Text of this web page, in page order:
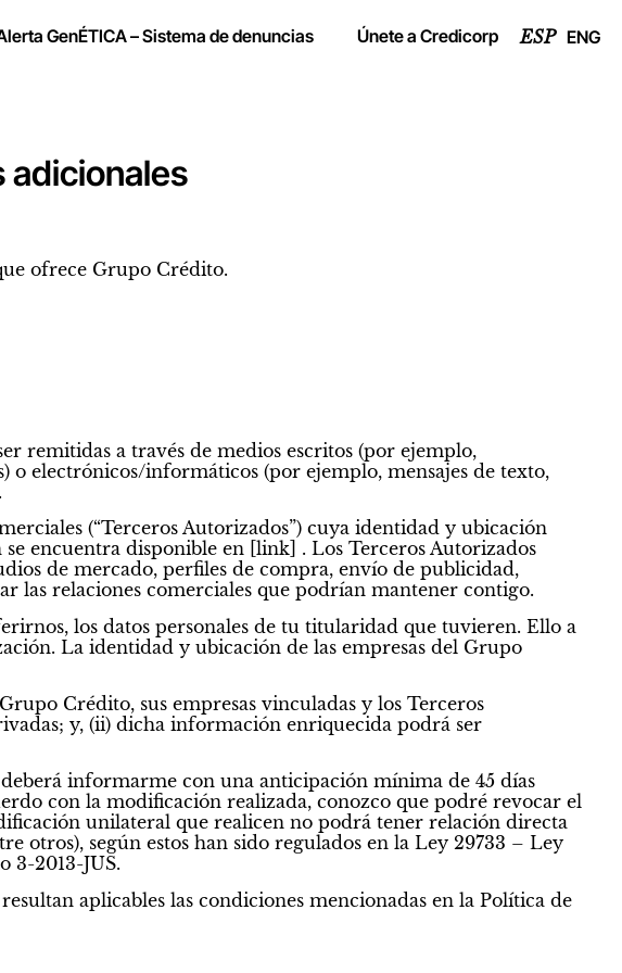
GenÉTICA – Sistema de denuncias Únete a Credicorp ESP ENG
adicionales
ofrece Grupo Crédito.
remitidas a través de medios escritos (por ejemplo,
o electrónicos/informáticos (por ejemplo, mensajes de texto,
(“Terceros Autorizados”) cuya identidad y ubicación
encuentra disponible en [link] . Los Terceros Autorizados
de mercado, perfiles de compra, envío de publicidad,
las relaciones comerciales que podrían mantener contigo.
los datos personales de tu titularidad que tuvieren. Ello a
La identidad y ubicación de las empresas del Grupo
Crédito, sus empresas vinculadas y los Terceros
y, (ii) dicha información enriquecida podrá ser
informarme con una anticipación mínima de 45 días
con la modificación realizada, conozco que podré revocar el
unilateral que realicen no podrá tener relación directa
otros), según estos han sido regulados en la Ley 29733 – Ley
3-2013-JUS.
aplicables las condiciones mencionadas en la Política de